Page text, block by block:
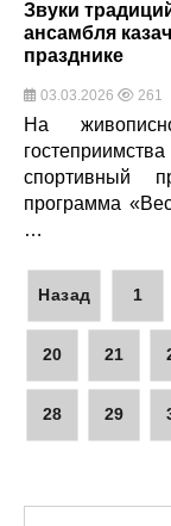
Звуки
ансамбля
празднике
03.03.2026 261
На
спортивный
программа
…
Назад 1
20 21
28 29